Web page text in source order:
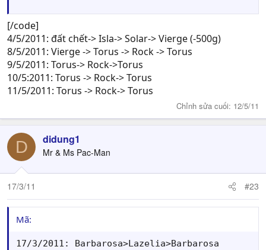
[/code]
4/5/2011: đất chết-> Isla-> Solar-> Vierge (-500g)
8/5/2011: Vierge -> Torus -> Rock -> Torus
9/5/2011: Torus-> Rock->Torus
10/5:2011: Torus -> Rock-> Torus
11/5/2011: Torus -> Rock-> Torus
Chỉnh sửa cuối: 12/5/11
D didung1
Mr & Ms Pac-Man
17/3/11 #23
Mã:
17/3/2011: Barbarosa>Lazelia>Barbarosa